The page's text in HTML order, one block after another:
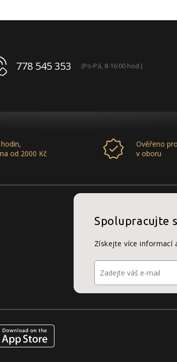
778 545 353 (Po-Pá, 8-16:00 hod.)
od 2000 Kč
Ověřeno
v oboru
Spolupracujte
Získejte více informací